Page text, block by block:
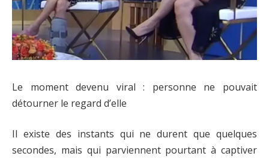
Le moment devenu viral : personne ne pouvait
détourner le regard d’elle
Il existe des instants qui ne durent que quelques
secondes, mais qui parviennent pourtant à captiver